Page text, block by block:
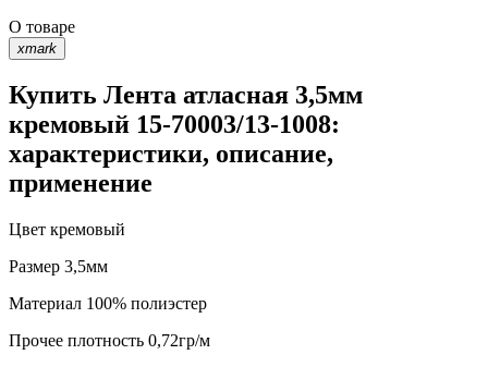
О товаре
xmark
Купить Лента атласная 3,5мм
кремовый 15-70003/13-1008:
характеристики, описание,
применение
Цвет кремовый
Размер 3,5мм
Материал 100% полиэстер
Прочее плотность 0,72гр/м